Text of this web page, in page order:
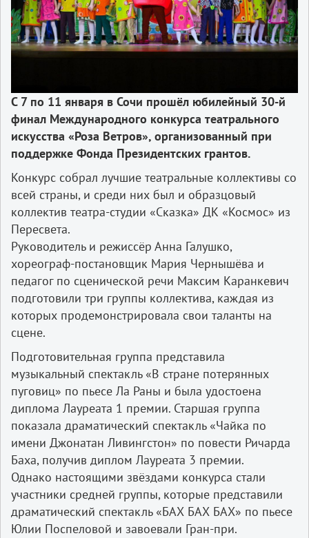
С 7 по 11 января в Сочи прошёл юбилейный 30-й
финал Международного конкурса театрального
искусства «Роза Ветров», организованный при
поддержке Фонда Президентских грантов.
Конкурс собрал лучшие театральные коллективы со
всей страны, и среди них был и образцовый
коллектив театра-студии «Сказка» ДК «Космос» из
Пересвета.
Руководитель и режиссёр Анна Галушко,
хореограф-постановщик Мария Чернышёва и
педагог по сценической речи Максим Каранкевич
подготовили три группы коллектива, каждая из
которых продемонстрировала свои таланты на
сцене.
Подготовительная группа представила
музыкальный спектакль «В стране потерянных
пуговиц» по пьесе Ла Раны и была удостоена
диплома Лауреата 1 премии. Старшая группа
показала драматический спектакль «Чайка по
имени Джонатан Ливингстон» по повести Ричарда
Баха, получив диплом Лауреата 3 премии.
Однако настоящими звёздами конкурса стали
участники средней группы, которые представили
драматический спектакль «БАХ БАХ БАХ» по пьесе
Юлии Поспеловой и завоевали Гран-при.